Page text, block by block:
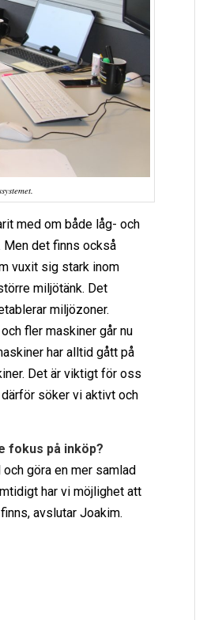
med om både låg- och
Men det finns också
vuxit sig stark inom
miljötänk. Det
miljözoner.
fler maskiner går nu
har alltid gått på
Det är viktigt för oss
söker vi aktivt och
fokus på inköp?
göra en mer samlad
har vi möjlighet att
avslutar Joakim.